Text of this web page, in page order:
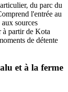
du parc du
l'entrée au
sources
à partir de Kota
de détente
et à la ferme